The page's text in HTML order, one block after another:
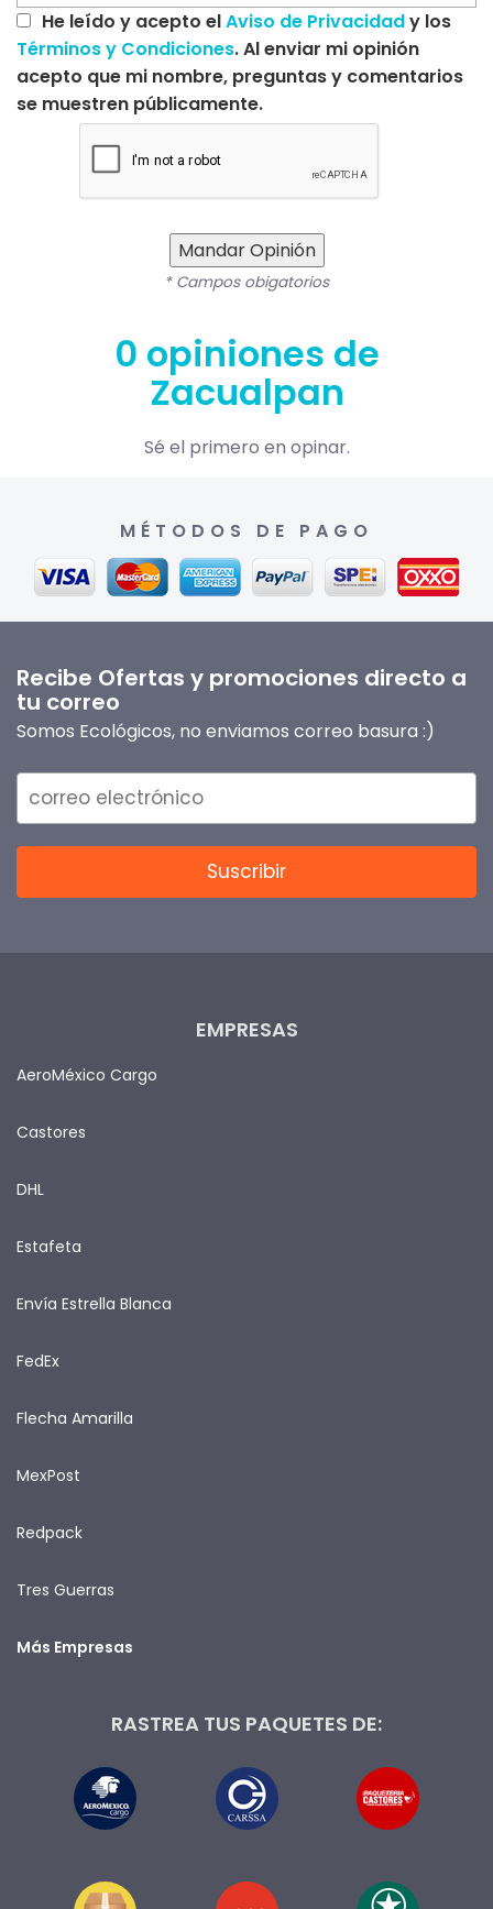
He leído y acepto elAviso de Privacidady los
Términos y Condiciones. Al enviar mi opinión
acepto que mi nombre, preguntas y comentarios
se muestren públicamente.
Mandar Opinión
* Campos obigatorios
0 opiniones de
Zacualpan
Sé el primero en opinar.
MÉTODOS DE PAGO
Recibe Ofertas y promociones directo a
tu correo
Somos Ecológicos, no enviamos correo basura :)
EMPRESAS
AeroMéxico Cargo
Castores
DHL
Estafeta
Envía Estrella Blanca
FedEx
Flecha Amarilla
MexPost
Redpack
Tres Guerras
Más Empresas
RASTREA TUS PAQUETES DE: